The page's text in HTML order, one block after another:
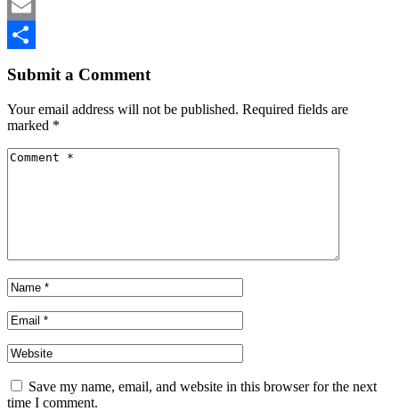
Mastodon
Email
Submit a Comment
Your email address will not be published. Required fields are
marked *
Save my name, email, and website in this browser for the next
time I comment.